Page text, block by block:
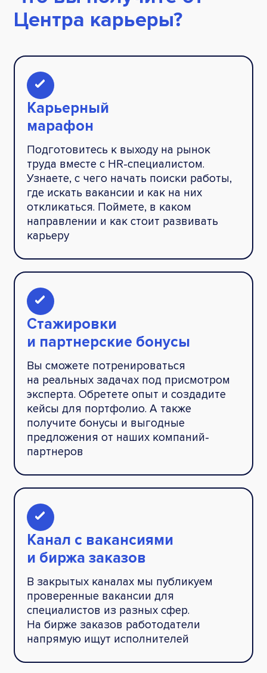
Центра карьеры?
Карьерный
марафон
Подготовитесь к выходу на рынок
труда вместе с HR-специалистом.
Узнаете, с чего начать поиски работы,
где искать вакансии и как на них
откликаться. Поймете, в каком
направлении и как стоит развивать
карьеру
Стажировки
и партнерские бонусы
Вы сможете потренироваться
на реальных задачах под присмотром
эксперта. Обретете опыт и создадите
кейсы для портфолио. А также
получите бонусы и выгодные
предложения от наших компаний-
партнеров
Канал с вакансиями
и биржа заказов
В закрытых каналах мы публикуем
проверенные вакансии для
специалистов из разных сфер.
На бирже заказов работодатели
напрямую ищут исполнителей